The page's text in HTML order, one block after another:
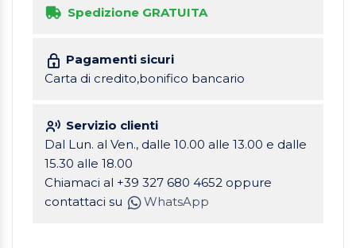
Spedizione GRATUITA
Pagamenti sicuri
Carta di credito,bonifico bancario
Servizio clienti
Dal Lun. al Ven., dalle 10.00 alle 13.00 e dalle
15.30 alle 18.00
Chiamaci al +39 327 680 4652 oppure
contattaci su
WhatsApp